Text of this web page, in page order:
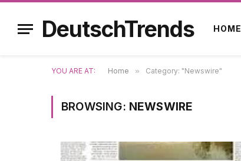
DeutschTrends HOME
YOU ARE AT: Home » Category: "Newswire"
BROWSING: NEWSWIRE